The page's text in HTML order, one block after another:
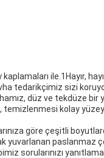
ile.1Hayır,
tedarikçimiz sizi
düz ve tekdüze bir
temizlenmesi
göre çeşitli
yuvarlanan paslanmaz
sorularınızı